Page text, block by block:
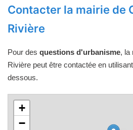
Contacter la mairie de
Rivière
Pour des questions d'urbanisme, la
Rivière peut être contactée en
dessous.
+
−